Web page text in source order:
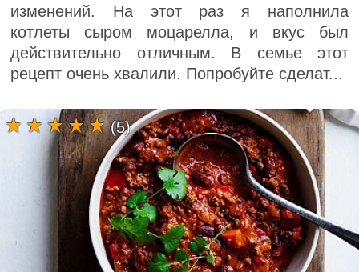
изменений. На этот раз я наполнила
котлеты сыром моцарелла, и вкус был
действительно отличным. В семье этот
рецепт очень хвалили. Попробуйте сделат...
(5)